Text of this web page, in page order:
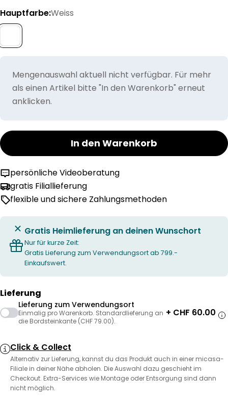
Hauptfarbe:Weiss
Mengenauswahl aktuell nicht verfügbar. Für mehr
als einen Artikel bitte "In den Warenkorb" erneut
anklicken.
In den Warenkorb
persönliche Videoberatung
gratis Filiallieferung
flexible und sichere Zahlungsmethoden
Gratis Heimlieferung an deinen Wunschort
Nur für kurze Zeit:
Gratis Lieferung zum Verwendungsort ab 799.-
Einkaufswert.
Lieferung
Lieferung zum Verwendungsort
Einmalig pro Warenkorb. Standardlieferung an
die Bordsteinkante (CHF 79.00).
+ CHF 60.00
Click & Collect
Alternativ zur Lieferung, kannst du das Produkt auch in einer micasa-
Filiale in deiner Nähe abholen. Die Auswahl dazu geschieht im
Checkout. Extra-Services wie Montage oder Entsorgung sind dann
nicht möglich.